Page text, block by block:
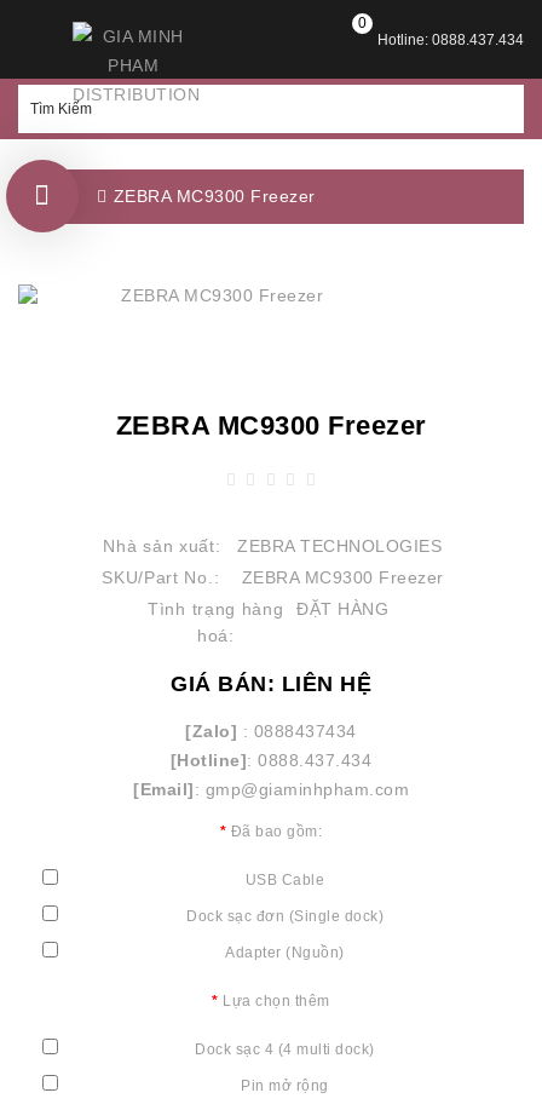
Hotline: 0888.437.434
0
ZEBRA MC9300 Freezer
ZEBRA MC9300 Freezer
Nhà sản xuất:
ZEBRA TECHNOLOGIES
SKU/Part No.:
ZEBRA MC9300 Freezer
Tình trạng hàng
hoá:
ĐẶT HÀNG
GIÁ BÁN: LIÊN HỆ
[Zalo] : 0888437434
[Hotline]: 0888.437.434
[Email]: gmp@giaminhpham.com
Đã bao gồm:
USB Cable
Dock sạc đơn (Single dock)
Adapter (Nguồn)
Lựa chọn thêm
Dock sạc 4 (4 multi dock)
Pin mở rộng